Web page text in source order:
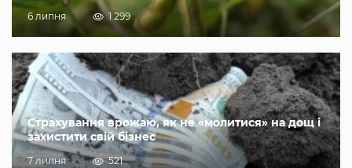
6 липня 1 299
Страхування врожаю, як не «молитися» на дощ і
захистити свій бізнес
7 липня 521